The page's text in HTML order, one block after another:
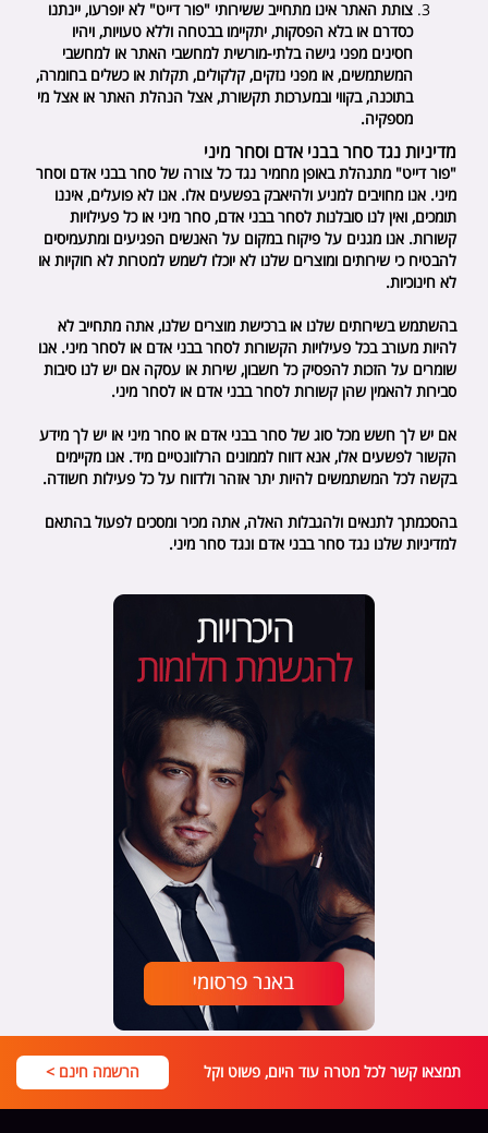
צותת האתר אינו מתחייב ששירותי "פור דייט" לא יופרעו, יינתנו
כסדרם או בלא הפסקות, יתקיימו בבטחה וללא טעויות, ויהיו
חסינים מפני גישה בלתי-מורשית למחשבי האתר או למחשבי
המשתמשים, או מפני נזקים, קלקולים, תקלות או כשלים בחומרה,
בתוכנה, בקווי ובמערכות תקשורת, אצל הנהלת האתר או אצל מי
מספקיה.
מדיניות נגד סחר בבני אדם וסחר מיני
"פור דייט" מתנהלת באופן מחמיר נגד כל צורה של סחר בבני אדם וסחר
מיני. אנו מחויבים למניע ולהיאבק בפשעים אלו. אנו לא פועלים, איננו
תומכים, ואין לנו סובלנות לסחר בבני אדם, סחר מיני או כל פעילויות
קשורות. אנו מגנים על פיקוח במקום על האנשים הפגיעים ומתעמיסים
להבטיח כי שירותים ומוצרים שלנו לא יוכלו לשמש למטרות לא חוקיות או
לא חינוכיות.
בהשתמש בשירותים שלנו או ברכישת מוצרים שלנו, אתה מתחייב לא
להיות מעורב בכל פעילויות הקשורות לסחר בבני אדם או לסחר מיני. אנו
שומרים על הזכות להפסיק כל חשבון, שירות או עסקה אם יש לנו סיבות
סבירות להאמין שהן קשורות לסחר בבני אדם או לסחר מיני.
אם יש לך חשש מכל סוג של סחר בבני אדם או סחר מיני או יש לך מידע
הקשור לפשעים אלו, אנא דווח לממונים הרלוונטיים מיד. אנו מקיימים
בקשה לכל המשתמשים להיות יתר אזהר ולדווח על כל פעילות חשודה.
בהסכמתך לתנאים ולהגבלות האלה, אתה מכיר ומסכים לפעול בהתאם
למדיניות שלנו נגד סחר בבני אדם ונגד סחר מיני.
תמצאו קשר לכל מטרה עוד היום, פשוט וקל הרשמה חינם >